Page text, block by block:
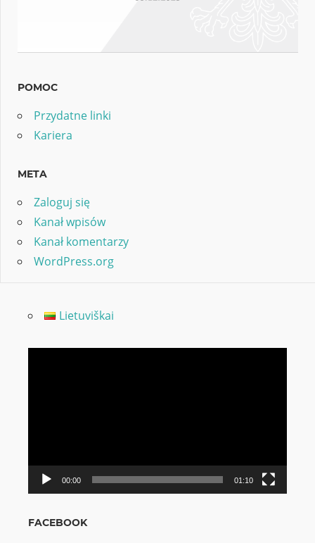
POMOC
Przydatne linki
Kariera
META
Zaloguj się
Kanał wpisów
Kanał komentarzy
WordPress.org
Lietuviškai
00:00 01:10
FACEBOOK